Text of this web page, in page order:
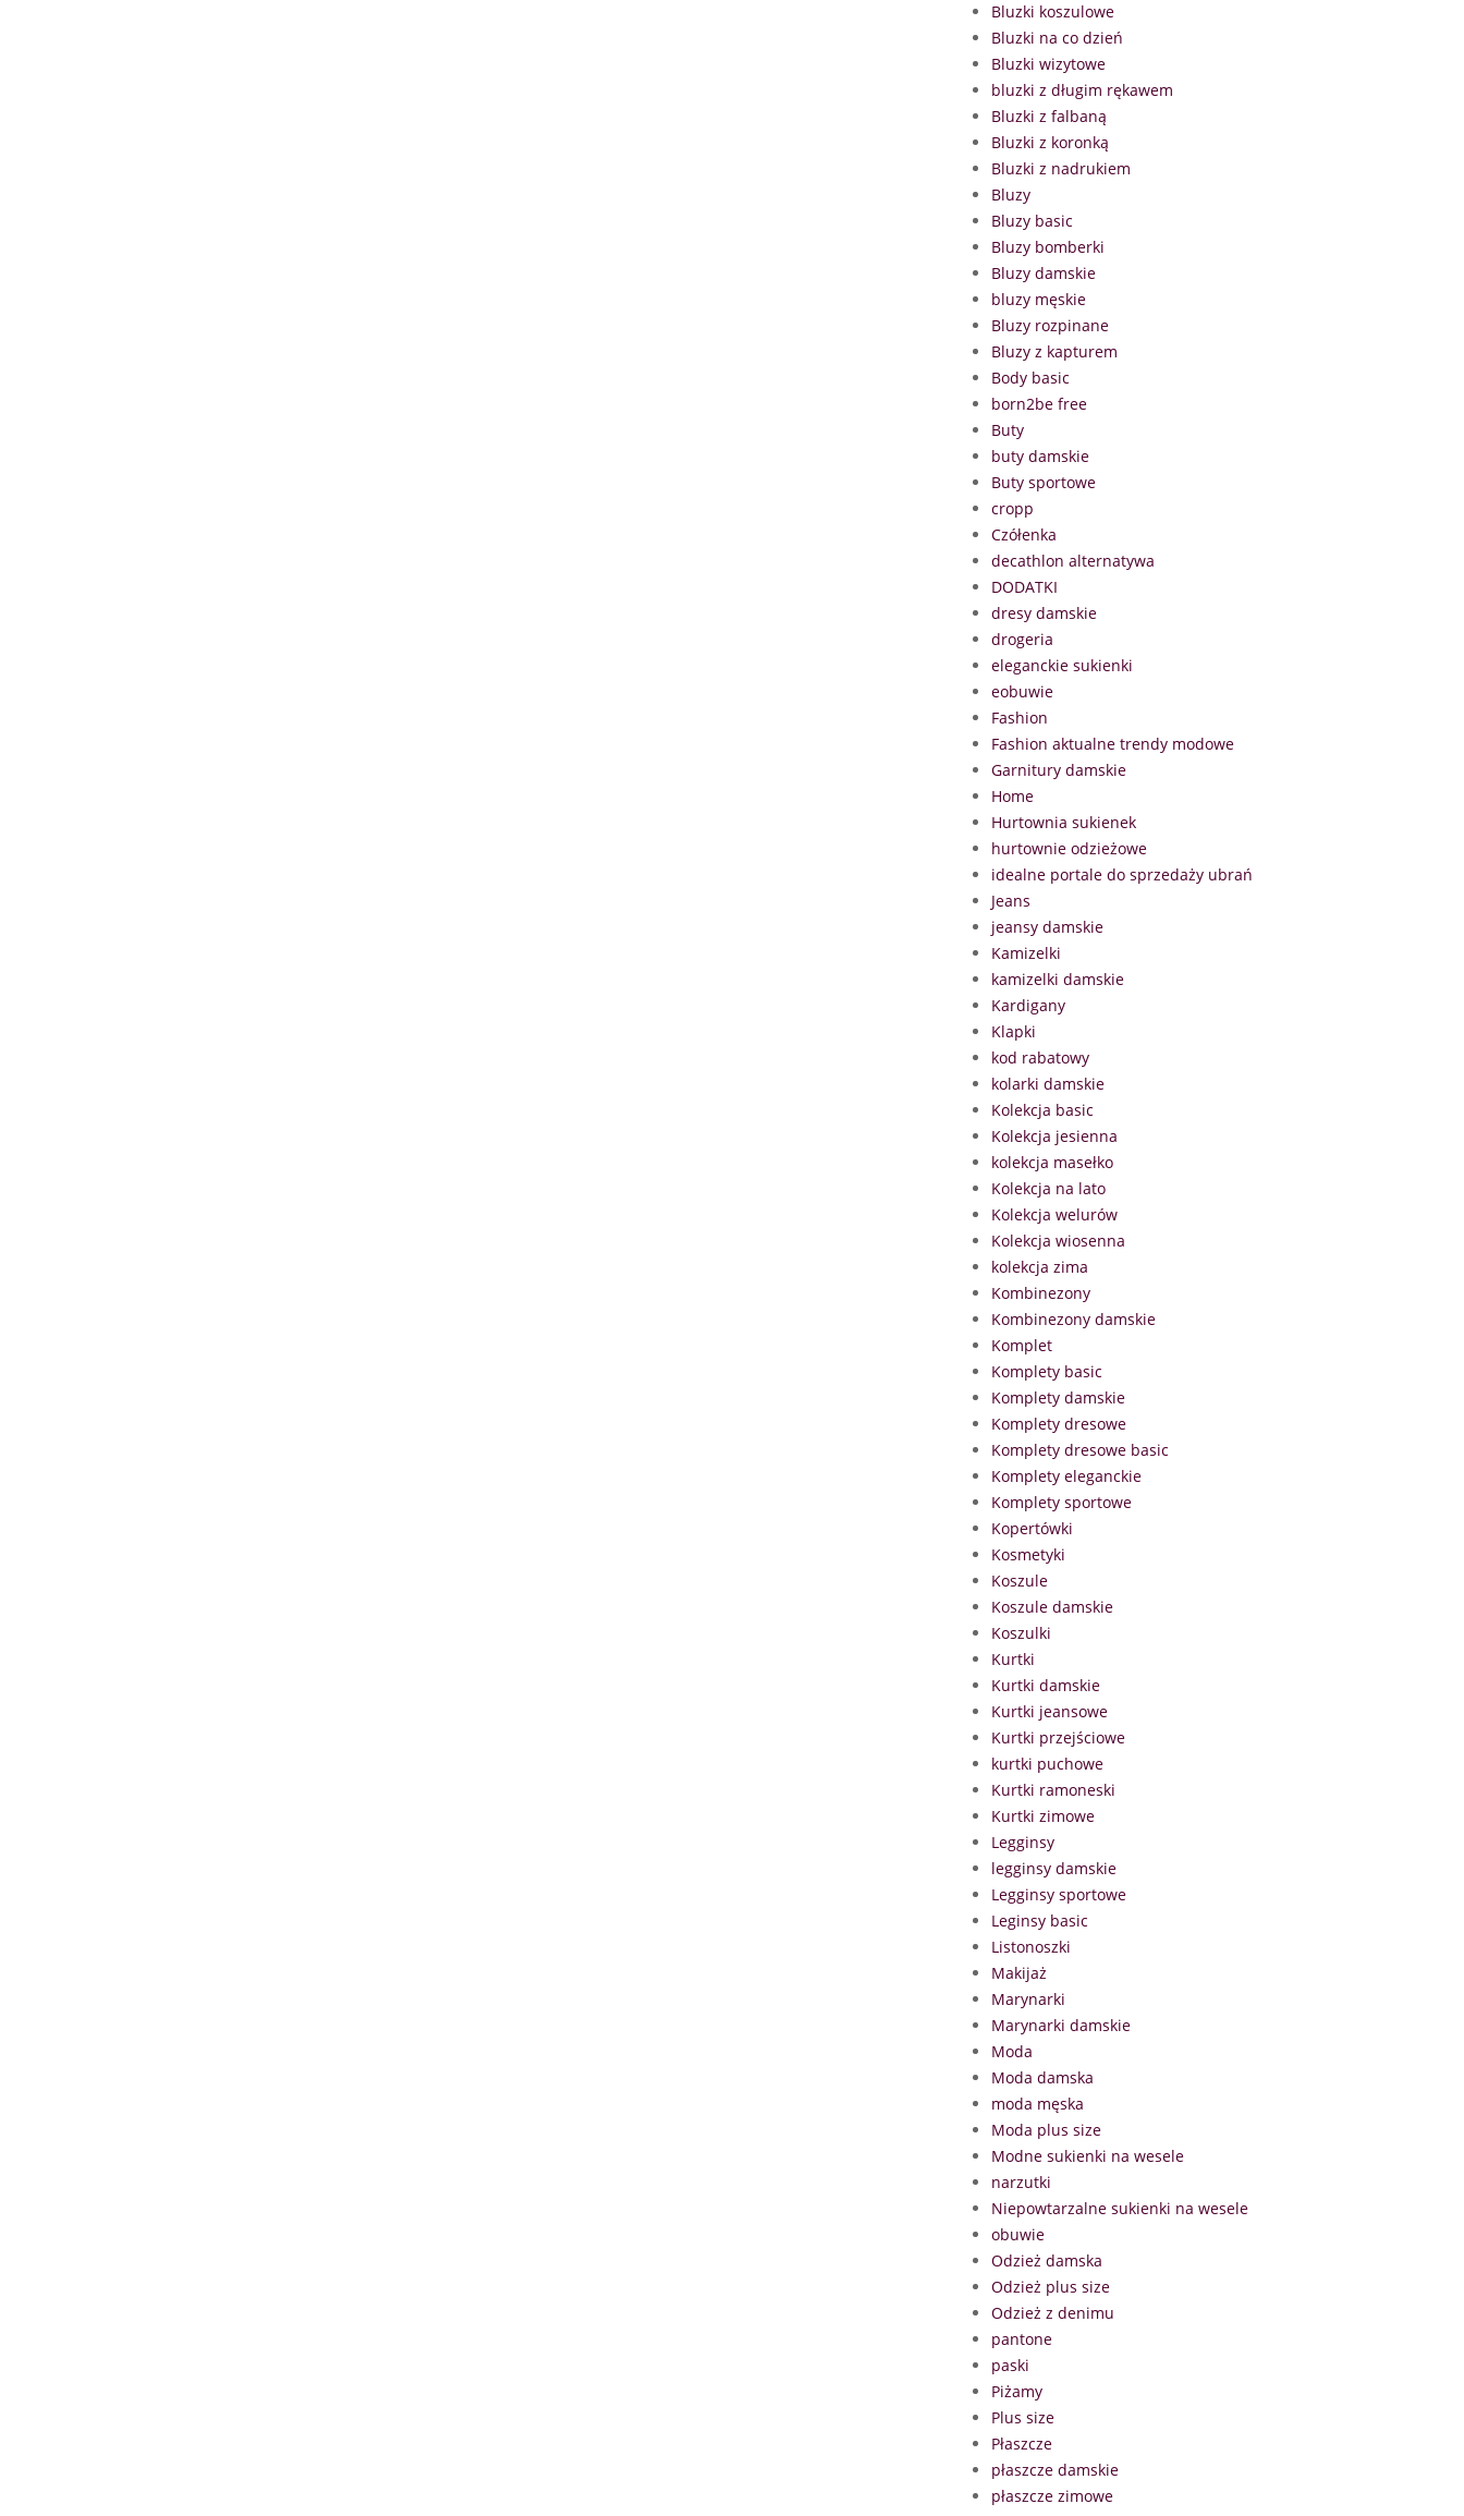
Bluzki koszulowe
Bluzki na co dzień
Bluzki wizytowe
bluzki z długim rękawem
Bluzki z falbaną
Bluzki z koronką
Bluzki z nadrukiem
Bluzy
Bluzy basic
Bluzy bomberki
Bluzy damskie
bluzy męskie
Bluzy rozpinane
Bluzy z kapturem
Body basic
born2be free
Buty
buty damskie
Buty sportowe
cropp
Czółenka
decathlon alternatywa
DODATKI
dresy damskie
drogeria
eleganckie sukienki
eobuwie
Fashion
Fashion aktualne trendy modowe
Garnitury damskie
Home
Hurtownia sukienek
hurtownie odzieżowe
idealne portale do sprzedaży ubrań
Jeans
jeansy damskie
Kamizelki
kamizelki damskie
Kardigany
Klapki
kod rabatowy
kolarki damskie
Kolekcja basic
Kolekcja jesienna
kolekcja masełko
Kolekcja na lato
Kolekcja welurów
Kolekcja wiosenna
kolekcja zima
Kombinezony
Kombinezony damskie
Komplet
Komplety basic
Komplety damskie
Komplety dresowe
Komplety dresowe basic
Komplety eleganckie
Komplety sportowe
Kopertówki
Kosmetyki
Koszule
Koszule damskie
Koszulki
Kurtki
Kurtki damskie
Kurtki jeansowe
Kurtki przejściowe
kurtki puchowe
Kurtki ramoneski
Kurtki zimowe
Legginsy
legginsy damskie
Legginsy sportowe
Leginsy basic
Listonoszki
Makijaż
Marynarki
Marynarki damskie
Moda
Moda damska
moda męska
Moda plus size
Modne sukienki na wesele
narzutki
Niepowtarzalne sukienki na wesele
obuwie
Odzież damska
Odzież plus size
Odzież z denimu
pantone
paski
Piżamy
Plus size
Płaszcze
płaszcze damskie
płaszcze zimowe